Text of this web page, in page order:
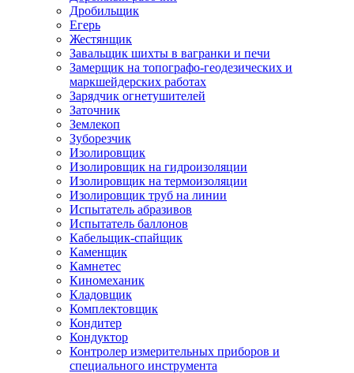
Дробильщик
Егерь
Жестянщик
Завальщик шихты в вагранки и печи
Замерщик на топографо-геодезических и
маркшейдерских работах
Зарядчик огнетушителей
Заточник
Землекоп
Зуборезчик
Изолировщик
Изолировщик на гидроизоляции
Изолировщик на термоизоляции
Изолировщик труб на линии
Испытатель абразивов
Испытатель баллонов
Кабельщик-спайщик
Каменщик
Камнетес
Киномеханик
Кладовщик
Комплектовщик
Кондитер
Кондуктор
Контролер измерительных приборов и
специального инструмента